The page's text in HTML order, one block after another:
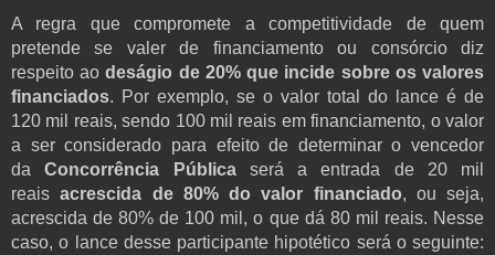
A regra que compromete a competitividade de quem
pretende se valer de financiamento ou consórcio diz
respeito aodeságio de 20% que incide sobre os valores
financiados. Por exemplo, se o valor total do lance é de
120 mil reais, sendo 100 mil reais em financiamento, o valor
a ser considerado para efeito de determinar o vencedor
daConcorrência Públicaserá a entrada de 20 mil
reaisacrescida de 80% do valor financiado, ou seja,
acrescida de 80% de 100 mil, o que dá 80 mil reais. Nesse
caso, o lance desse participante hipotético será o seguinte: